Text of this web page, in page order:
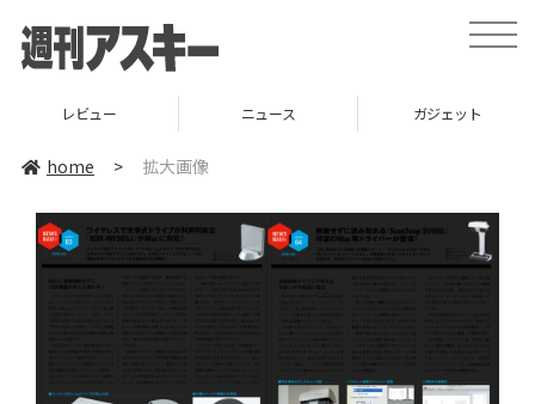
toggle
レビュー ニュース ガジェット
home > 拡大画像